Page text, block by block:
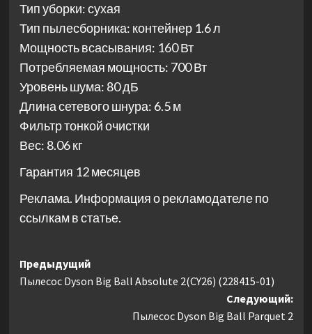
Тип уборки: сухая
Тип пылесборника: контейнер 1.6 л
Мощность всасывания: 160 Вт
Потребляемая мощность: 700 Вт
Уровень шума: 80 дБ
Длина сетевого шнура: 6.5 м
Фильтр тонкой очистки
Вес: 8.06 кг
Гарантия 12 месяцев
Реклама. Информация о рекламодателе по
ссылкам в статье.
Навигация
записи
Предыдущий
Пылесос Dyson Big Ball Absolute 2(CY26) (228415-01)
Следующий:
Пылесос Dyson Big Ball Parquet 2